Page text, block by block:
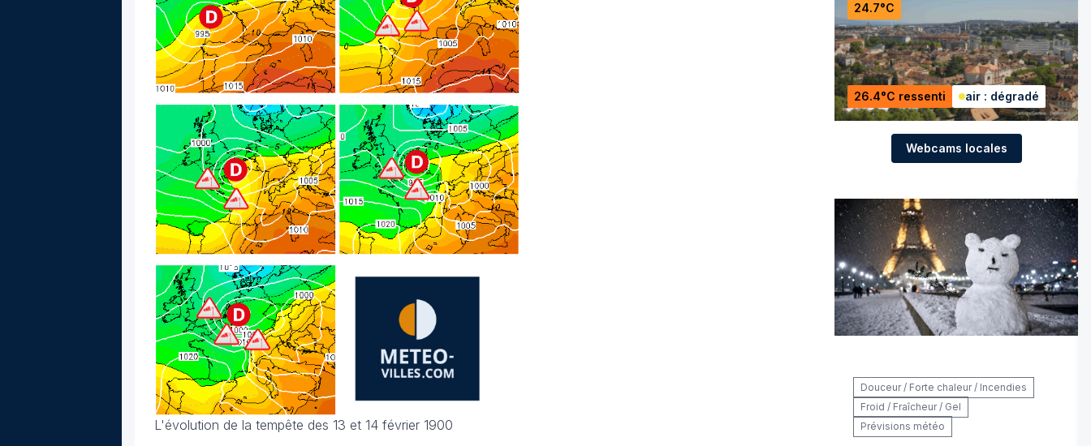
L'évolution de la tempête des 13 et 14 février 1900
24.7°C
26.4°C ressenti air : dégradé
Webcams locales
Douceur / Forte chaleur / Incendies
Froid / Fraîcheur / Gel
Prévisions météo